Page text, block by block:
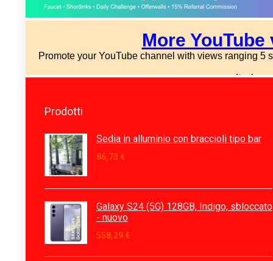
Prodotti
Sedia in alluminio con braccioli tipo bar
86,73 €
Galaxy S24 (5G) 128GB, Indigo, sbloccato
- nuovo
558,29 €